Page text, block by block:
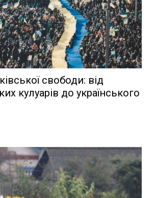
свободи: від
кулуарів до українського